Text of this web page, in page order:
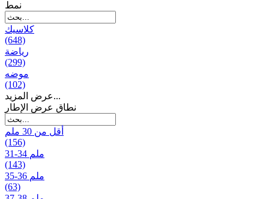
نمط
كلاسيك
(648)
رياضة
(299)
موضه
(102)
عرض المزيد...
نطاق عرض الإطار
أقل من 30 ملم
(156)
31-34 ملم
(143)
35-36 ملم
(63)